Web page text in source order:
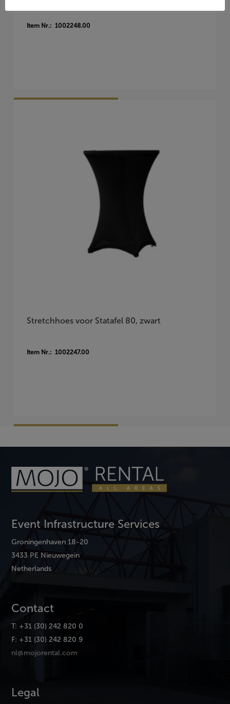
Item Nr.: 1002248.00
Stretchhoes voor Statafel 80, zwart
Item Nr.: 1002247.00
Event Infrastructure Services
Groningenhaven 18-20
3433 PE Nieuwegein
Netherlands
Contact
T: +31 (30) 242 820 0
F: +31 (30) 242 820 9
nl@mojorental.com
Legal